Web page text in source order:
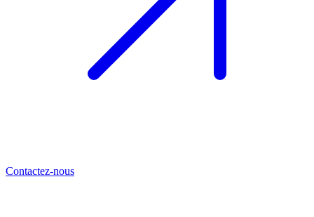
Contactez-nous